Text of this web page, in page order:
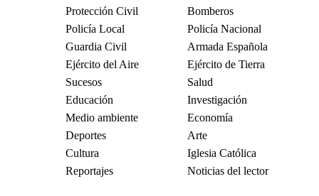
Protección Civil
Bomberos
Policía Local
Policía Nacional
Guardia Civil
Armada Española
Ejército del Aire
Ejército de Tierra
Sucesos
Salud
Educación
Investigación
Medio ambiente
Economía
Deportes
Arte
Cultura
Iglesia Católica
Reportajes
Noticias del lector